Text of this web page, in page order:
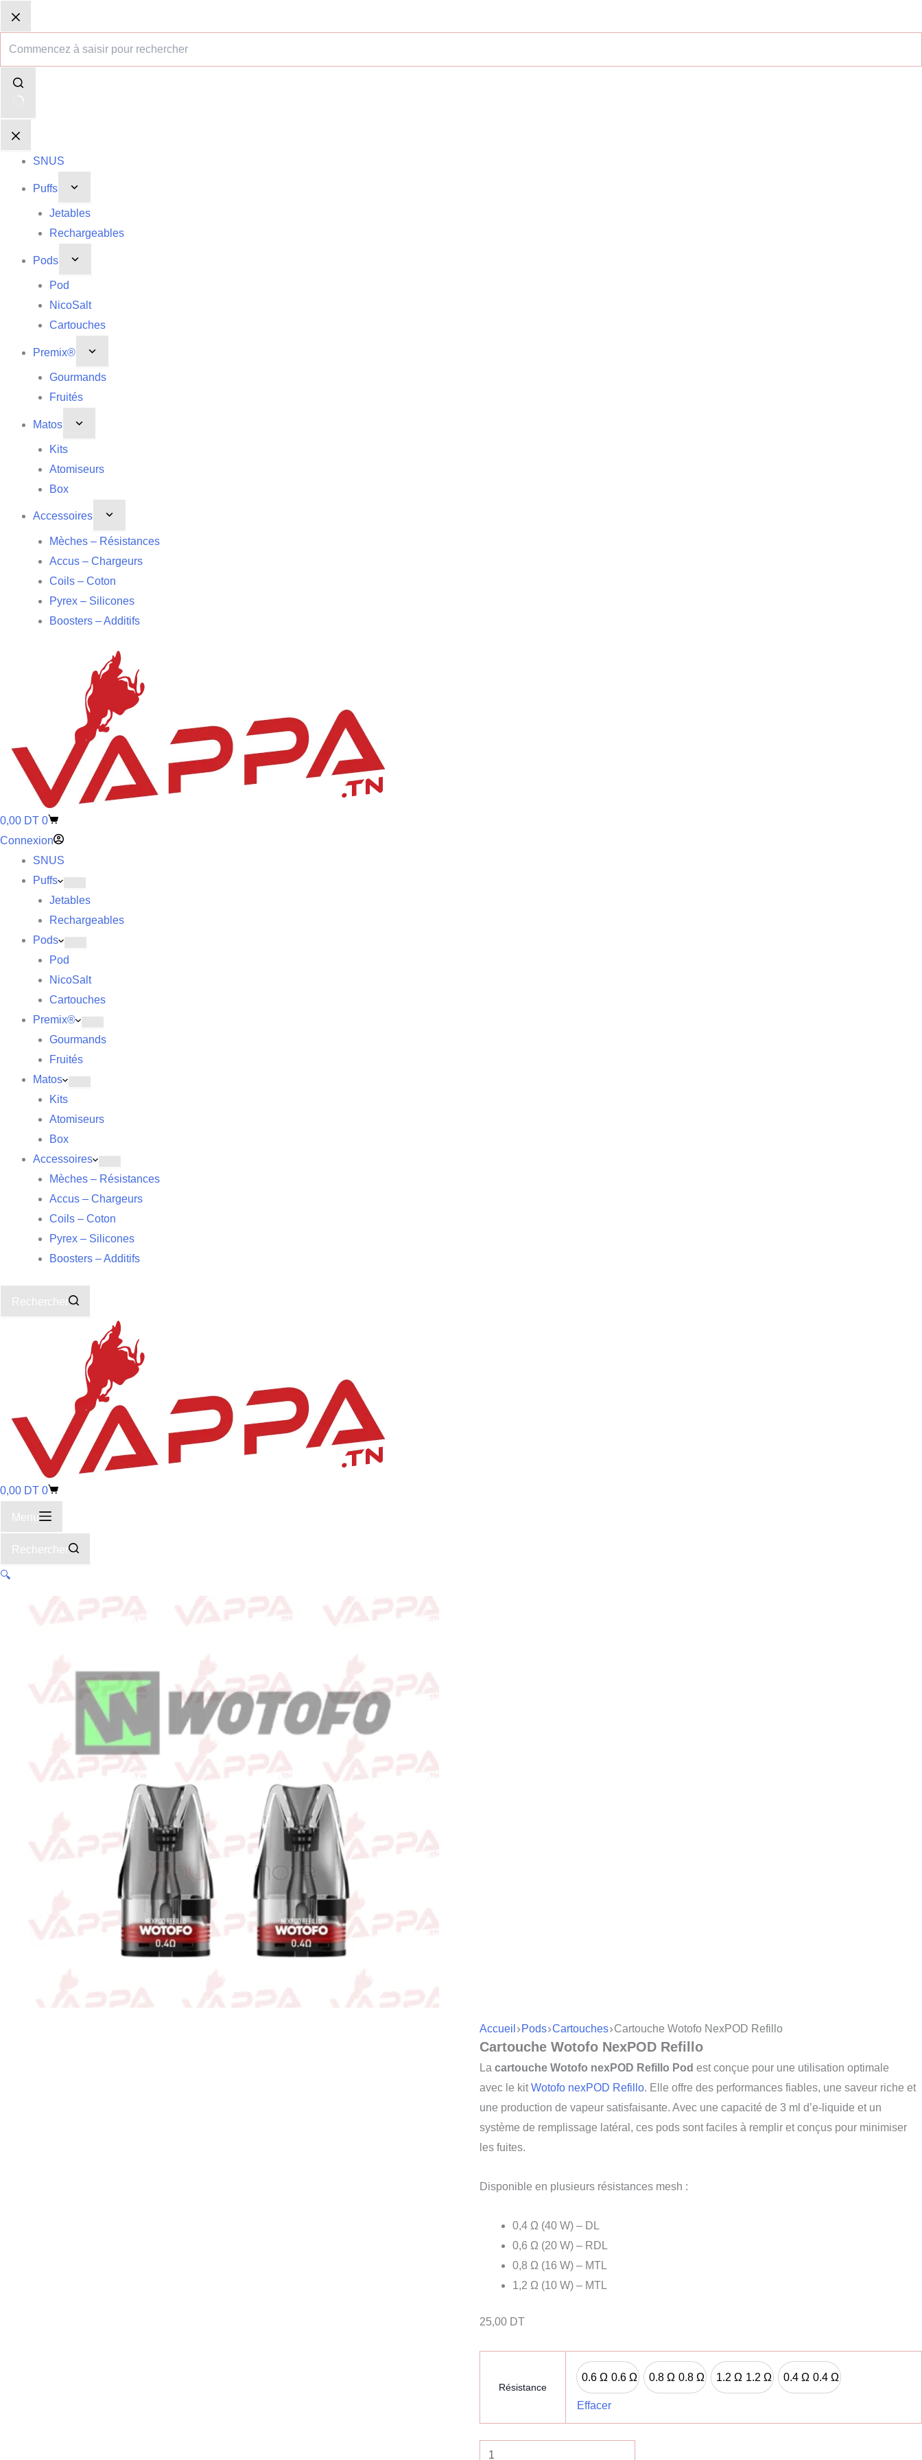
au
contenu
résultat
SNUS
Puffs
Jetables
Rechargeables
Pods
Pod
NicoSalt
Cartouches
Premix®
Gourmands
Fruités
Matos
Kits
Atomiseurs
Box
Accessoires
Mèches – Résistances
Accus – Chargeurs
Coils – Coton
Pyrex – Silicones
Boosters – Additifs
d’achat
0,00 DT 0
Connexion
SNUS
Puffs
Jetables
Rechargeables
Pods
Pod
NicoSalt
Cartouches
Premix®
Gourmands
Fruités
Matos
Kits
Atomiseurs
Box
Accessoires
Mèches – Résistances
Accus – Chargeurs
Coils – Coton
Pyrex – Silicones
Boosters – Additifs
Rechercher
d’achat
0,00 DT 0
Menu
Rechercher
🔍
Accueil Pods Cartouches Cartouche Wotofo NexPOD Refillo
Cartouche Wotofo NexPOD Refillo
La cartouche Wotofo nexPOD Refillo Pod est conçue pour une utilisation optimale
avec le kitWotofo nexPOD Refillo. Elle offre des performances fiables, une saveur riche et
une production de vapeur satisfaisante. Avec une capacité de 3 ml d’e-liquide et un
système de remplissage latéral, ces pods sont faciles à remplir et conçus pour minimiser
les fuites.
Disponible en plusieurs résistances mesh :
0,4 Ω (40 W) – DL
0,6 Ω (20 W) – RDL
0,8 Ω (16 W) – MTL
1,2 Ω (10 W) – MTL
25,00 DT
Résistance
0.6 Ω 0.6 Ω 0.8 Ω 0.8 Ω 1.2 Ω 1.2 Ω 0.4 Ω 0.4 Ω
Effacer
Cartouche